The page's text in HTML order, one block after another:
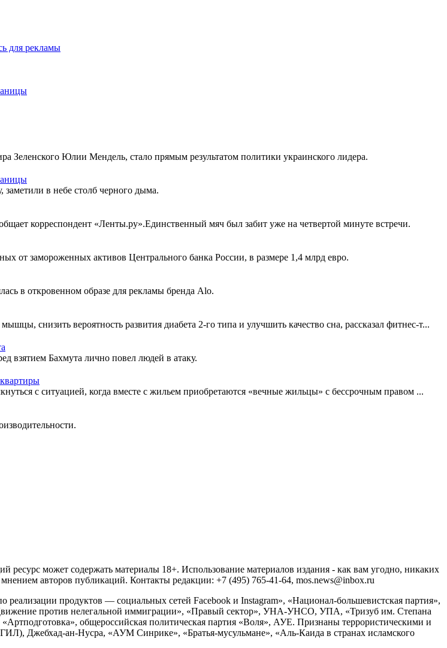
для рекламы
Юлии Мендель, стало прямым результатом политики украинского лидера.
в небе столб черного дыма.
корреспондент «Ленты.ру».Единственный мяч был забит уже на четвертой минуте встречи.
от замороженных активов Центрального банка России, в размере 1,4 млрд евро.
в откровенном образе для рекламы бренда Alo.
снизить вероятность развития диабета 2-го типа и улучшить качество сна, рассказал фитнес-т...
взятием Бахмута лично повел людей в атаку.
с ситуацией, когда вместе с жильем приобретаются «вечные жильцы» с бессрочным правом ...
может содержать материалы 18+. Использование материалов издания - как вам угодно, никаких
авторов публикаций. Контакты редакции: +7 (495) 765-41-64, mos.news@inbox.ru
продуктов — социальных сетей Facebook и Instagram», «Национал-большевистская партия»,
против нелегальной иммиграции», «Правый сектор», УНА-УНСО, УПА, «Тризуб им. Степана
общероссийская политическая партия «Воля», АУЕ. Признаны террористическими и
Джебхад-ан-Нусра, «АУМ Синрике», «Братья-мусульмане», «Аль-Каида в странах исламского